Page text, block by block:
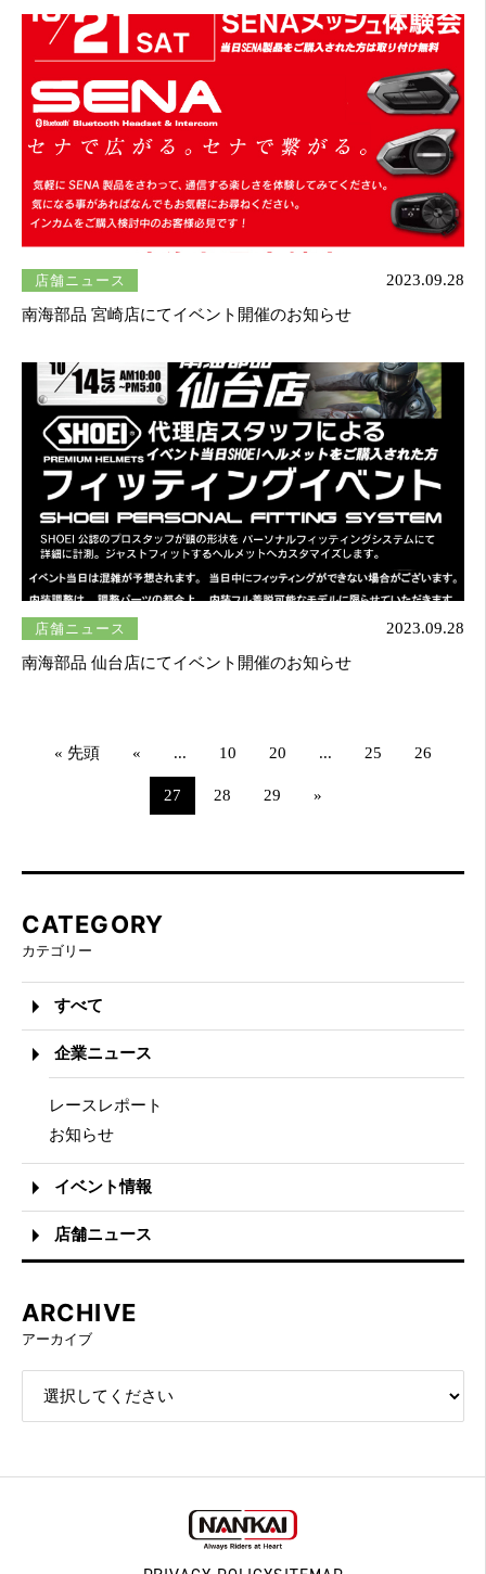
店舗ニュース
2023.09.28
南海部品 宮崎店にてイベント開催のお知らせ
店舗ニュース
2023.09.28
南海部品 仙台店にてイベント開催のお知らせ
« 先頭 « ... 10 20 ... 25 26
27 28 29 »
CATEGORY
カテゴリー
すべて
企業ニュース
レースレポート
お知らせ
イベント情報
店舗ニュース
ARCHIVE
アーカイブ